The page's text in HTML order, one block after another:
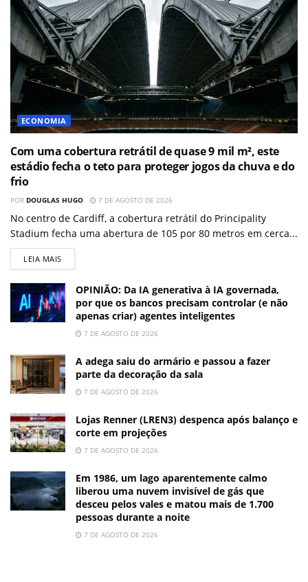
ECONOMIA
Com uma cobertura retrátil de quase 9 mil m², este
estádio fecha o teto para proteger jogos da chuva e do
frio
POR DOUGLAS HUGO 7 DE AGOSTO DE 2026
No centro de Cardiff, a cobertura retrátil do Principality
Stadium fecha uma abertura de 105 por 80 metros em cerca...
LEIA MAIS
OPINIÃO: Da IA generativa à IA governada,
por que os bancos precisam controlar (e não
apenas criar) agentes inteligentes
7 DE AGOSTO DE 2026
A adega saiu do armário e passou a fazer
parte da decoração da sala
7 DE AGOSTO DE 2026
Lojas Renner (LREN3) despenca após balanço e
corte em projeções
7 DE AGOSTO DE 2026
Em 1986, um lago aparentemente calmo
liberou uma nuvem invisível de gás que
desceu pelos vales e matou mais de 1.700
pessoas durante a noite
7 DE AGOSTO DE 2026